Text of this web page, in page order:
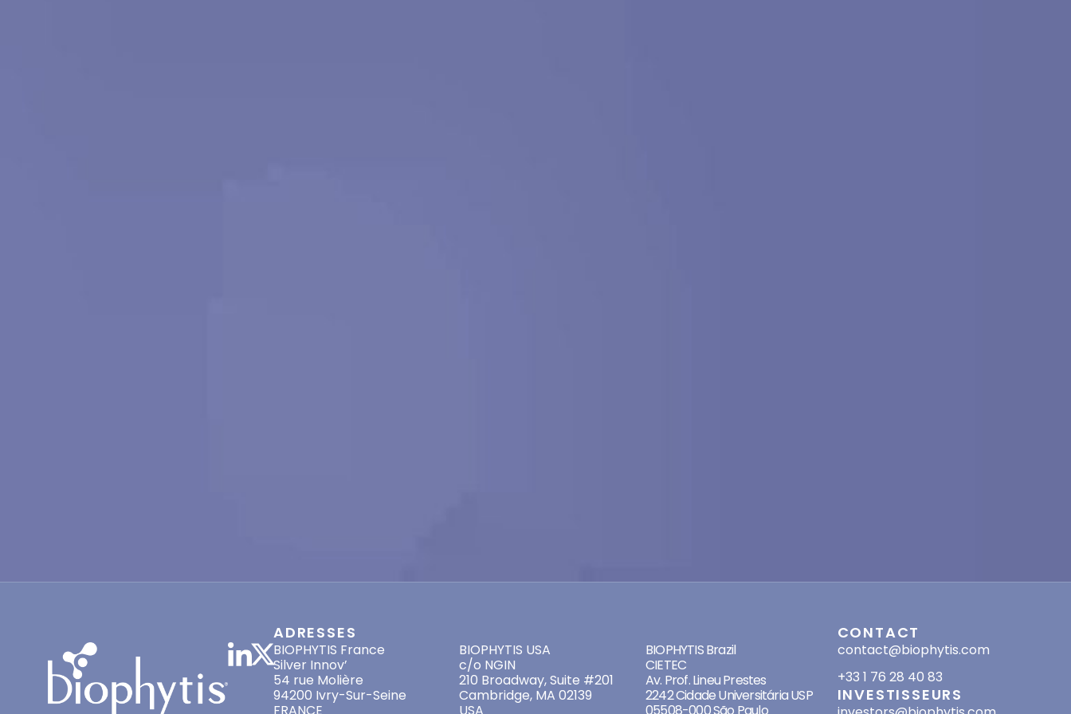
ADRESSES
BIOPHYTIS France
Silver Innov’
54 rue Molière
94200 Ivry-Sur-Seine
BIOPHYTIS USA
c/o NGIN
210 Broadway, Suite #201
Cambridge, MA 02139
BIOPHYTIS Brazil
CIETEC
Av. Prof. Lineu Prestes
2242 Cidade Universitária USP
CONTACT
contact@biophytis.com
+33 1 76 28 40 83
INVESTISSEURS